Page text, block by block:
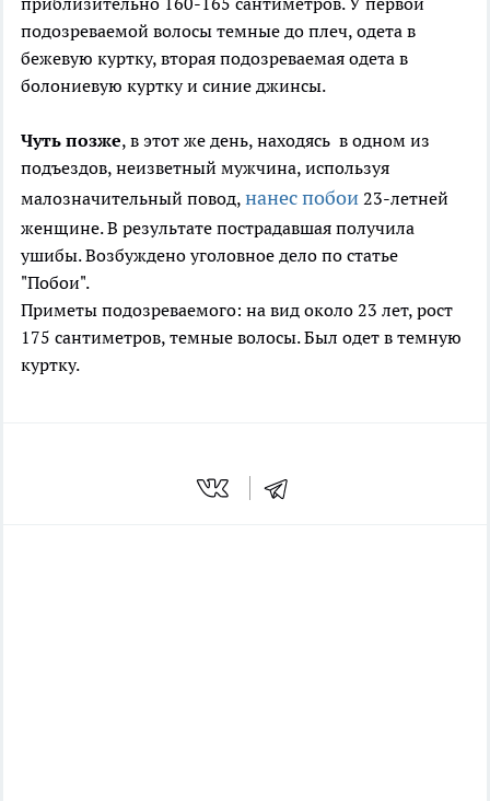
подозреваемой волосы темные до плеч, одета в
бежевую куртку, вторая подозреваемая одета в
болониевую куртку и синие джинсы.
Чуть позже, в этот же день, находясь в одном из
подъездов, неизветный мужчина, используя
малозначительный повод, нанес побои 23-летней
женщине. В результате пострадавшая получила
ушибы. Возбуждено уголовное дело по статье
"Побои".
Приметы подозреваемого: на вид около 23 лет, рост
175 сантиметров, темные волосы. Был одет в темную
куртку.